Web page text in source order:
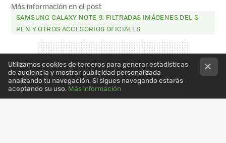
Más información en el post
SAMSUNG GALAXY NOTE 9: FILTRADAS IMÁGENES DEL S
PEN Y OTROS ACCESORIOS OFICIALES
Utilizamos cookies de terceros para generar estadísticas
de audiencia y mostrar publicidad personalizada
analizando tu navegación. Si sigues navegando estarás
aceptando su uso. Más información